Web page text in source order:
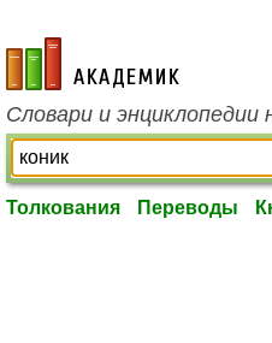
academic.ru
Словари и энциклопедии
Толкования Переводы